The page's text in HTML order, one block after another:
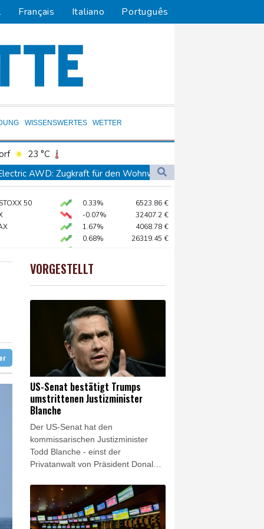
Français Italiano Português
WISSENSWERTES WETTER
23 °C
Dortmund
22 °C
26 °C
AWD: Zugkraft für den Wohnwagen
Catania gestrichen
Drogengewalt an
50 0.33% 6523.86 €
-0.07% 32407.2 €
1.67% 4068.78 €
0.68% 26319.45 €
2.28%
0.32%
VORGESTELLT
US-Senat bestätigt Trumps
umstrittenen Justizminister
Blanche
Der US-Senat hat den
kommissarischen Justizminister
Todd Blanche - einst der
Privatanwalt von Präsident Donald
erhielt mit 50 zu 49 Stimmen am
Samstag allerdings nur eine äußerst
knappe Mehrheit.